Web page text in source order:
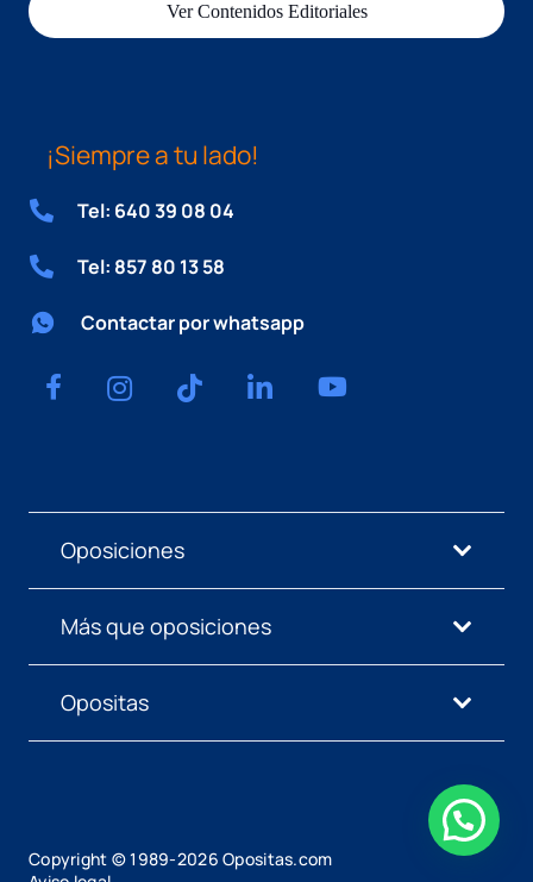
Ver Contenidos Editoriales
¡Siempre a tu lado!
Tel: 640 39 08 04
Tel: 857 80 13 58
Contactar por whatsapp
Oposiciones
Más que oposiciones
Opositas
Copyright © 1989-2026 Opositas.com